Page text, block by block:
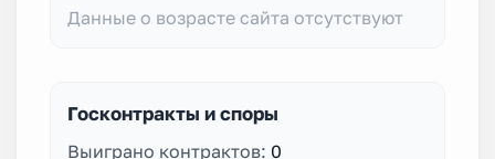
Данные о возрасте сайта отсутствуют
Госконтракты и споры
Выиграно контрактов: 0